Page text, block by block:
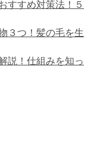
すすめ対策法！５
３つ！髪の毛を生
説！仕組みを知っ